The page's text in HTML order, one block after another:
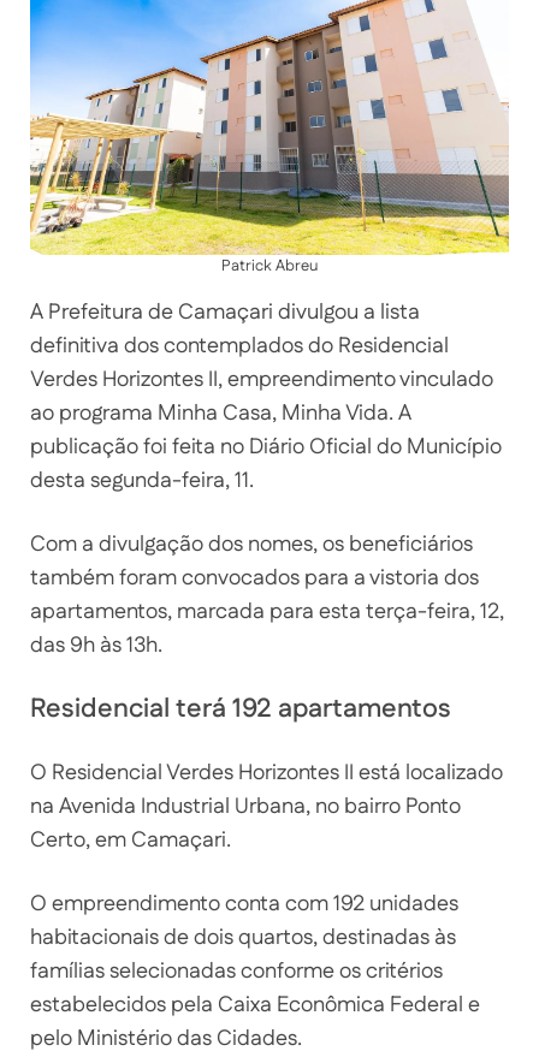
Patrick Abreu
A Prefeitura de Camaçari divulgou a lista
definitiva dos contemplados do Residencial
Verdes Horizontes II, empreendimento vinculado
ao programa Minha Casa, Minha Vida. A
publicação foi feita no Diário Oficial do Município
desta segunda-feira, 11.
Com a divulgação dos nomes, os beneficiários
também foram convocados para a vistoria dos
apartamentos, marcada para esta terça-feira, 12,
das 9h às 13h.
Residencial terá 192 apartamentos
O Residencial Verdes Horizontes II está localizado
na Avenida Industrial Urbana, no bairro Ponto
Certo, em Camaçari.
O empreendimento conta com 192 unidades
habitacionais de dois quartos, destinadas às
famílias selecionadas conforme os critérios
estabelecidos pela Caixa Econômica Federal e
pelo Ministério das Cidades.